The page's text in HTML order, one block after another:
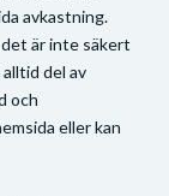
avkastning.
det är inte säkert
del av
och
eller kan